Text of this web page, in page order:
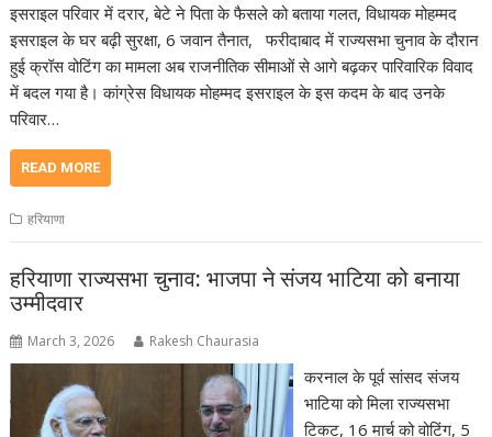
इसराइल परिवार में दरार, बेटे ने पिता के फैसले को बताया गलत, विधायक मोहम्मद
इसराइल के घर बढ़ी सुरक्षा, 6 जवान तैनात, फरीदाबाद में राज्यसभा चुनाव के दौरान
हुई क्रॉस वोटिंग का मामला अब राजनीतिक सीमाओं से आगे बढ़कर पारिवारिक विवाद
में बदल गया है। कांग्रेस विधायक मोहम्मद इसराइल के इस कदम के बाद उनके
परिवार…
READ MORE
हरियाणा
हरियाणा राज्यसभा चुनाव: भाजपा ने संजय भाटिया को बनाया
उम्मीदवार
March 3, 2026 Rakesh Chaurasia
करनाल के पूर्व सांसद संजय
भाटिया को मिला राज्यसभा
टिकट, 16 मार्च को वोटिंग, 5